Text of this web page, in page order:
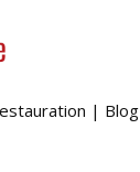
| Blog